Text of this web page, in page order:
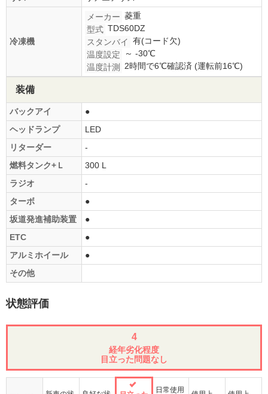
冷凍機
メーカー 菱重
型式 TDS60DZ
スタンバイ 有(コード欠)
温度設定
～ -30℃
温度計測
2時間で6℃確認済 (運転前16℃)
装備
バックアイ
●
ヘッドランプ
LED
リターダー
-
燃料タンク+Ｌ
300 L
ラジオ
-
ターボ
●
坂道発進補助装置
●
ETC
●
アルミホイール
●
その他
状態評価
4
経年劣化程度
目立った問題なし
日常使用